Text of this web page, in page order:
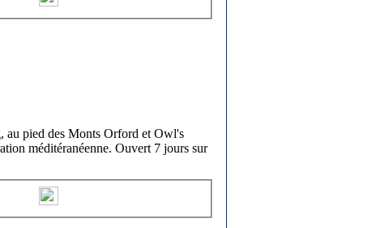
au pied des Monts Orford et Owl's
méditéranéenne. Ouvert 7 jours sur